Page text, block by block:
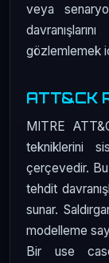
veya
gözlemlemek
ATT&CK
MITRE
tekniklerini
çerçevedir.
tehdit
sunar.
modelleme
Bir use